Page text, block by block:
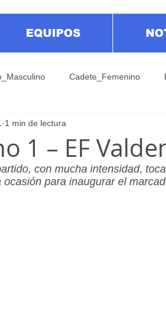
EQUIPOS
Cadete_Femenino
Alevin_Masculino Psicología
1 – EF
1 min de lectura
con mucha intensidad,
para inaugurar el